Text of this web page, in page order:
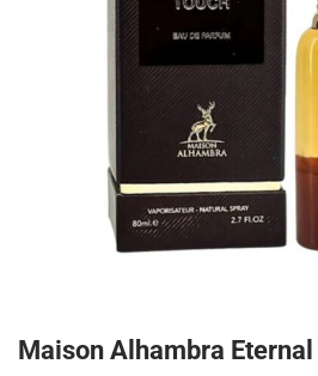
Maison Alhambra Eternal